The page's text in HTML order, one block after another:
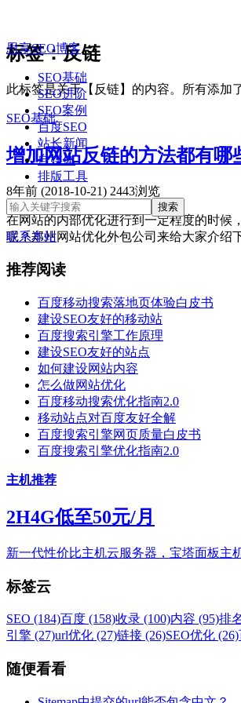
思享SEO博客
SEO基础
SEO进阶
SEO案例
百度SEO
站长新闻
自媒体
排版工具
联系本站
标签：反链
此标签是关于【反链】的内容。所有添加
SEO基础
增加网站反链的方法都有哪
8年前 (2018-10-21) 2443浏览
在网站的内部优化进行到一定程度的时候
呢？郑州网站优化外包公司来给大家介绍
推荐阅读
百度移动搜索落地页体验白皮书
建设SEO友好的移动站
百度搜索引擎工作原理
建设SEO友好的站点
如何建设网站内容
怎么做网站优化
百度移动搜索优化指南2.0
移动站点对百度友好全解
百度搜索引擎网页质量白皮书
百度搜索引擎优化指南2.0
主机推荐
2H4G低至50元/月
新一代性价比主机云服务器，宝塔面板主
标签云
SEO (184)百度 (158)收录 (100)内容 (95)排
引擎 (27)url优化 (27)链接 (26)SEO优化 (26)
随便看看